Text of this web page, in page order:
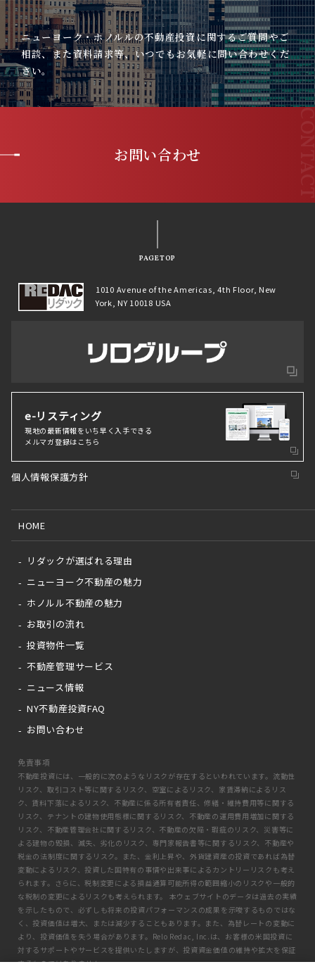
ニューヨーク・ホノルルの不動産投資に関するご質問やご
相談、また資料請求等、いつでもお気軽に問い合わせくだ
さい。
お問い合わせ
PAGETOP
1010 Avenue of the Americas, 4th Floor, New
York, NY 10018 USA
e-リスティング
現地の最新情報をいち早く⼊⼿できる
メルマガ登録はこちら
個人情報保護方針
HOME
リダックが選ばれる理由
ニューヨーク不動産の魅力
ホノルル不動産の魅力
お取引の流れ
投資物件一覧
不動産管理サービス
ニュース情報
NY不動産投資FAQ
お問い合わせ
免責事項
不動産投資には、一般的に次のようなリスクが存在するといわれています。流動性
リスク、取引コスト等に関するリスク、空室によるリスク、家賃滞納によるリス
ク、賃料下落によるリスク、不動産に係る所有者責任、修繕・維持費用等に関する
リスク、テナントの建物使用態様に関するリスク、不動産の運用費用増加に関する
リスク、不動産管理会社に関するリスク、不動産の欠陥・瑕疵のリスク、災害等に
よる建物の毀損、滅失、劣化のリスク、専門家報告書等に関するリスク、不動産や
税金の法制度に関するリスク。また、金利上昇や、外貨建資産の投資であれば為替
変動によるリスク、投資した国特有の事情や出来事によるカントリーリスクも考え
られます。さらに、税制変更による損益通算可能所得の範囲縮小のリスクや一般的
な税制の変更によるリスクも考えられます。 本ウェブサイトのデータは過去の実績
を示したもので、必ずしも将来の投資パフォーマンスの成果を示唆するものではな
く、投資価値は増大、または減少することもあります。また、為替レートの変動に
より、投資価値を失う場合があります。Relo Redac, Inc.は、お客様の米国投資に
対するサポートやサービスを提供いたしますが、投資資金価値の維持や拡大を保証
するものではありません。